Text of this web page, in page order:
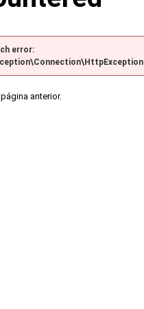
error:
anterior.